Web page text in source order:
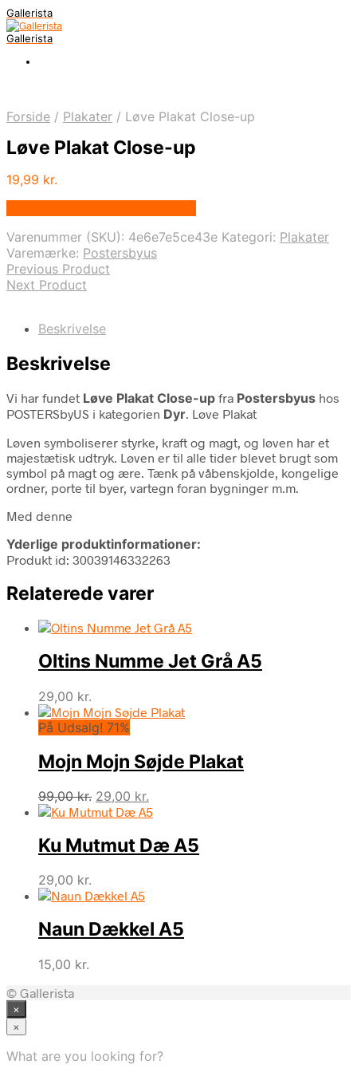
Gallerista
Gallerista
Forside / Plakater / Løve Plakat Close-up
Løve Plakat Close-up
19,99 kr.
Varenummer (SKU): 4e6e7e5ce43e Kategori: Plakater
Varemærke: Postersbyus
Previous Product
Next Product
Beskrivelse
Beskrivelse
Vi har fundet Løve Plakat Close-up fra Postersbyus hos
POSTERSbyUS i kategorien Dyr. Løve Plakat
Løven symboliserer styrke, kraft og magt, og løven har et
majestætisk udtryk. Løven er til alle tider blevet brugt som
symbol på magt og ære. Tænk på våbenskjolde, kongelige
ordner, porte til byer, vartegn foran bygninger m.m.
Med denne
Yderlige produktinformationer:
Produkt id: 30039146332263
Relaterede varer
Oltins Numme Jet Grå A5
29,00 kr.
På Udsalg! 71%
Mojn Mojn Søjde Plakat
99,00kr. Den
oprindelige
var:
99,00 kr..
29,00 kr.
aktuelle
er:
29,00 kr..
Ku Mutmut Dæ A5
29,00 kr.
Naun Dækkel A5
15,00 kr.
© Gallerista
×
×
What are you looking for?